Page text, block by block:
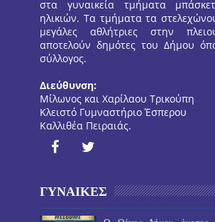
στα γυναικεία τμήματα
ηλικιών. Τα τμήματα τα
μεγάλες αθλήτριες στην
αποτελούν δημότες του Δήμου
σύλλογος.
Διεύθυνση:
Μίλωνος και Χαρίλαου Τρικούπη
Κλειστό Γυμναστήριο Έσπερου
Καλλιθέα Πειραιάς.
ΓΥΝΑΙΚΕΣ